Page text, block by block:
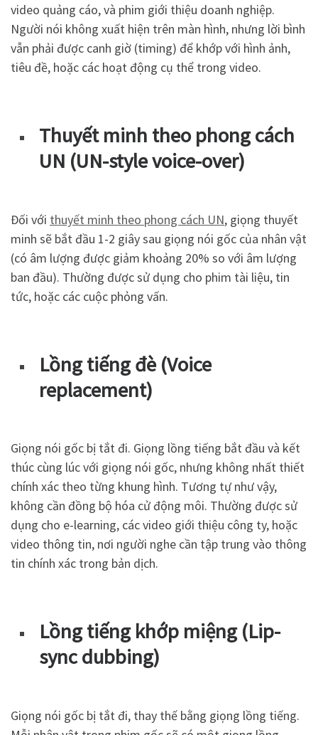
video quảng cáo, và phim giới thiệu doanh nghiệp.
Người nói không xuất hiện trên màn hình, nhưng lời bình
vẫn phải được canh giờ (timing) để khớp với hình ảnh,
tiêu đề, hoặc các hoạt động cụ thể trong video.
Thuyết minh theo phong cách
UN (UN-style voice-over)
Đối với thuyết minh theo phong cách UN, giọng thuyết
minh sẽ bắt đầu 1-2 giây sau giọng nói gốc của nhân vật
(có âm lượng được giảm khoảng 20% so với âm lượng
ban đầu). Thường được sử dụng cho phim tài liệu, tin
tức, hoặc các cuộc phỏng vấn.
Lồng tiếng đè (Voice
replacement)
Giọng nói gốc bị tắt đi. Giọng lồng tiếng bắt đầu và kết
thúc cùng lúc với giọng nói gốc, nhưng không nhất thiết
chính xác theo từng khung hình. Tương tự như vậy,
không cần đồng bộ hóa cử động môi. Thường được sử
dụng cho e-learning, các video giới thiệu công ty, hoặc
video thông tin, nơi người nghe cần tập trung vào thông
tin chính xác trong bản dịch.
Lồng tiếng khớp miệng (Lip-
sync dubbing)
Giọng nói gốc bị tắt đi, thay thế bằng giọng lồng tiếng.